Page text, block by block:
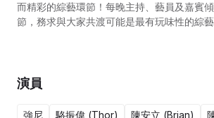
而精彩的綜藝環節！每晚主持、藝員及嘉賓
節，務求與大家共渡可能是最有玩味性的綜藝
演員
強尼 駱振偉 (Thor) 陳安立 (Brian)